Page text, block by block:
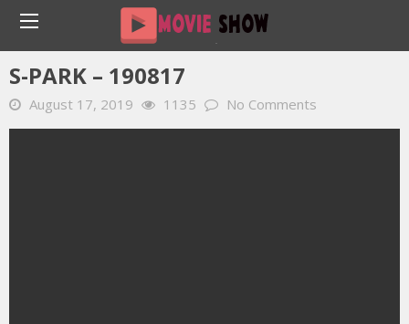
Home YOUTUBE 動画 毎日 S-PARK – 190817
S-PARK – 190817
August 17, 2019 1135 No Comments